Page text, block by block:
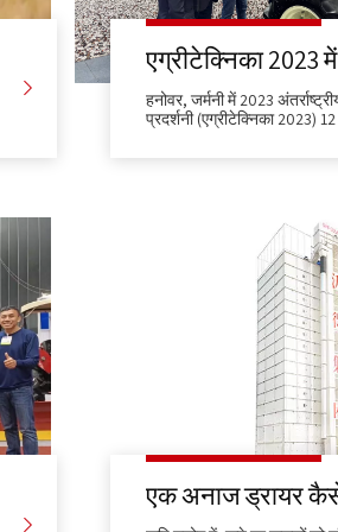
हनोवर, जर्मनी में 2023
प्रदर्शनी (एग्रीटेक्निका 2023)